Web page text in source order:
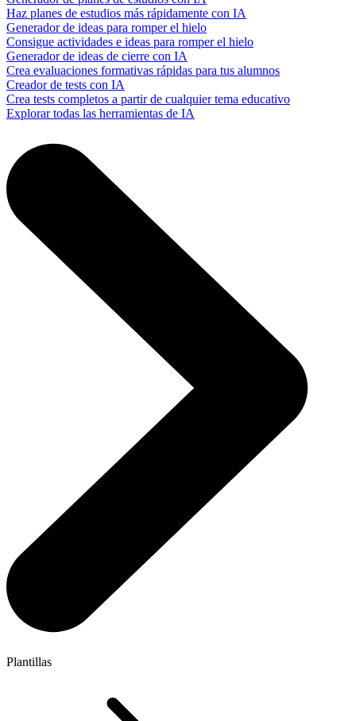
Haz planes de estudios más rápidamente con IA
Generador de ideas para romper el hielo
Consigue actividades e ideas para romper el hielo
Generador de ideas de cierre con IA
Crea evaluaciones formativas rápidas para tus alumnos
Creador de tests con IA
Crea tests completos a partir de cualquier tema educativo
Explorar todas las herramientas de IA
Plantillas